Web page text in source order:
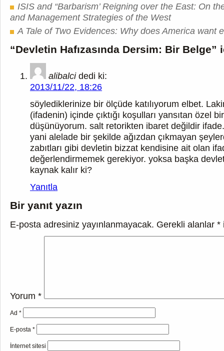
ISIS and “Barbarism’ Reigning over the East: On
and Management Strategies of the West
A Tale of Two Evidences: Why does America want
“Devletin Hafızasında Dersim: Bir Belge”
alibalci dedi ki:
2013/11/22, 18:26
söylediklerinize bir ölçüde katılıyorum elbet.
(ifadenin) içinde çıktığı koşulları yansıtan özel
düşünüyorum. salt retorikten ibaret değildir
yani alelade bir şekilde ağızdan çıkmayan
zabıtları gibi devletin bizzat kendisine ait olan
değerlendirmemek gerekiyor. yoksa başka
kaynak kalır ki?
Yanıtla
Bir yanıt yazın
E-posta adresiniz yayınlanmayacak. Gerekli alanlar *
Yorum *
Ad *
E-posta *
İnternet sitesi